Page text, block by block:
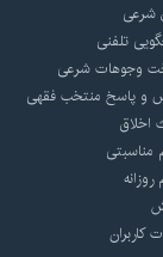
شرعی
تلفنی
وجوهات شرعی
و پاسخ منتخب فقهی
اخلاق
مناسبتی
روزانه
کاربران